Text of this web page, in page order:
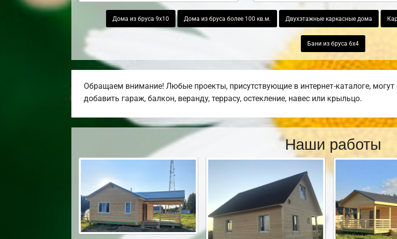
Дома из бруса 9х10 Дома из бруса более 100 кв.м. Двухэтажные каркасные дома
Бани из бруса 6х4
Обращаем внимание! Любые проекты, присутствующие в интернет-каталоге,
добавить гараж, балкон, веранду, террасу, остекление, навес или крыльцо.
Наши работы